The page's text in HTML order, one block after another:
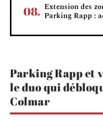
Extension des
Parking Rapp :
Parking Rapp et
le duo qui
Colmar